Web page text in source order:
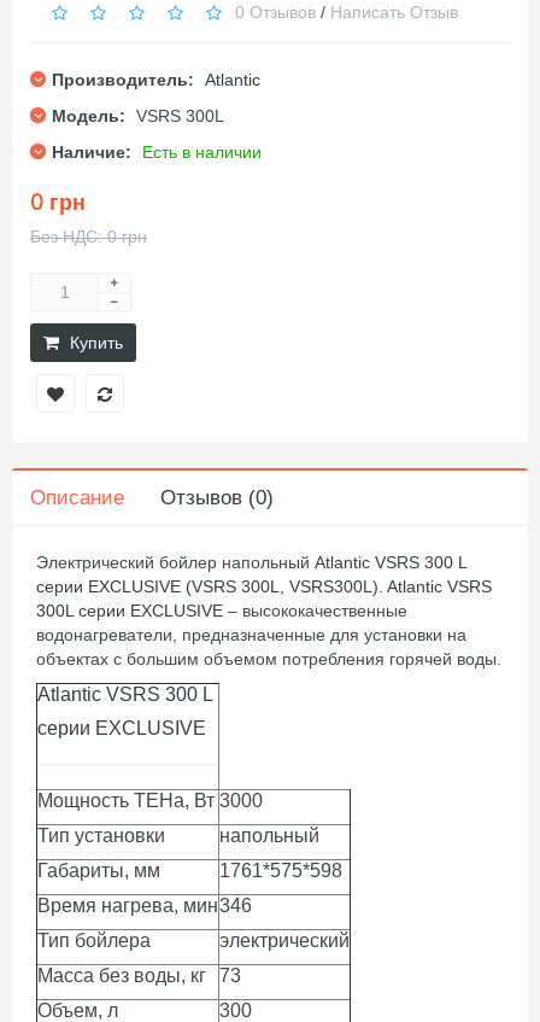
0 Отзывов / Написать Отзыв
Производитель:
Atlantic
Модель:
VSRS 300L
Наличие:
Есть в наличии
0 грн
Без НДС: 0 грн
Купить
Описание Отзывов (0)
Электрический бойлер напольный Atlantic VSRS 300 L
серии EXCLUSIVE (VSRS 300L, VSRS300L) Atlantic VSRS
300L серии EXCLUSIVE – высококачественные
водонагреватели, предназначенные для установки на
объектах с большим объемом потребления горячей воды.
Atlantic VSRS 300 L
серии EXCLUSIVE
Мощность ТЕНа, Вт 3000
Тип установки
напольный
Габариты, мм
1761*575*598
Время нагрева, мин346
Тип бойлера
электрический
Масса без воды, кг
73
Объем, л 300